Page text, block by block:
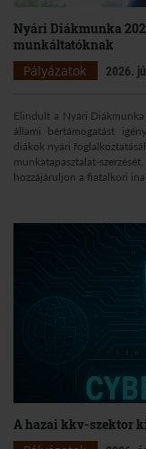
Nyári Diákmunka
munkáltatóknak
Pályázatok
2026.
Elindult a Nyári
állami bértámogatást
diákok nyári
munkatapasztalat-
hozzájáruljon a fiatalkori
A hazai kkv-szektor